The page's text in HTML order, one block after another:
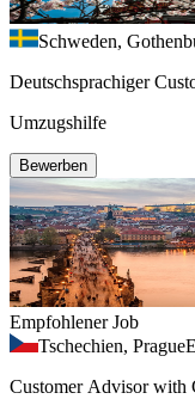
Schweden,
Deutschsprachiger
Umzugshilfe
Bewerben
Empfohlener Job
Tschechien, Prague
Customer Advisor with